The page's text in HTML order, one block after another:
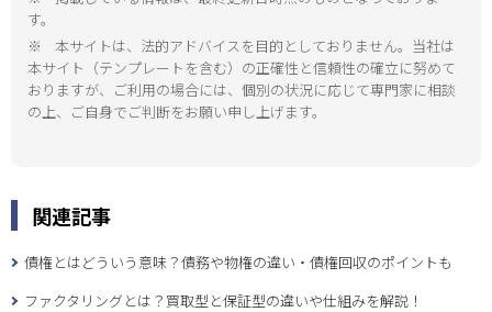
す。
※
本サイトは、法的アドバイスを目的としておりません。当社は
本サイト（テンプレートを含む）の正確性と信頼性の確立に努めて
おりますが、ご利用の場合には、個別の状況に応じて専門家に相談
の上、ご自身でご判断をお願い申し上げます。
関連記事
債権とはどういう意味？債務や物権の違い・債権回収のポイントも
ファクタリングとは？買取型と保証型の違いや仕組みを解説！